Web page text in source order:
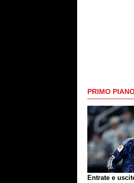
PRIMO
Entrate e